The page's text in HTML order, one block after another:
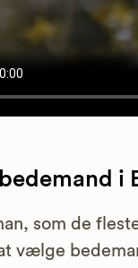
i
som de
vælge